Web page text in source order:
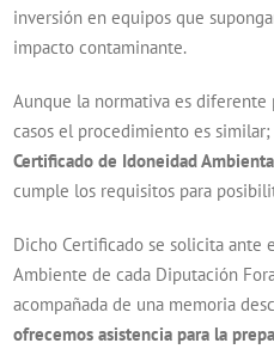
inversión en equipos que
impacto contaminante.
Aunque la normativa es diferente
casos el procedimiento es
Certificado de Idoneidad
cumple los requisitos para
Dicho Certificado se solicita ante
Ambiente de cada Diputación
acompañada de una memoria
ofrecemos asistencia para la